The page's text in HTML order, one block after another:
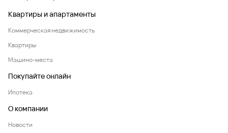
Квартиры и апартаменты
Коммерческая недвижимость
Квартиры
Машино-места
Покупайте онлайн
Ипотека
О компании
Новости